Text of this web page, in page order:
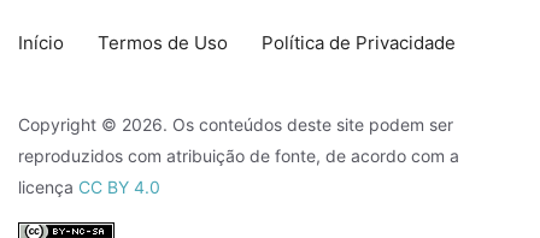
Início Termos de Uso Política de Privacidade
Copyright © 2026. Os conteúdos deste site podem ser
reproduzidos com atribuição de fonte, de acordo com a
licença CC BY 4.0